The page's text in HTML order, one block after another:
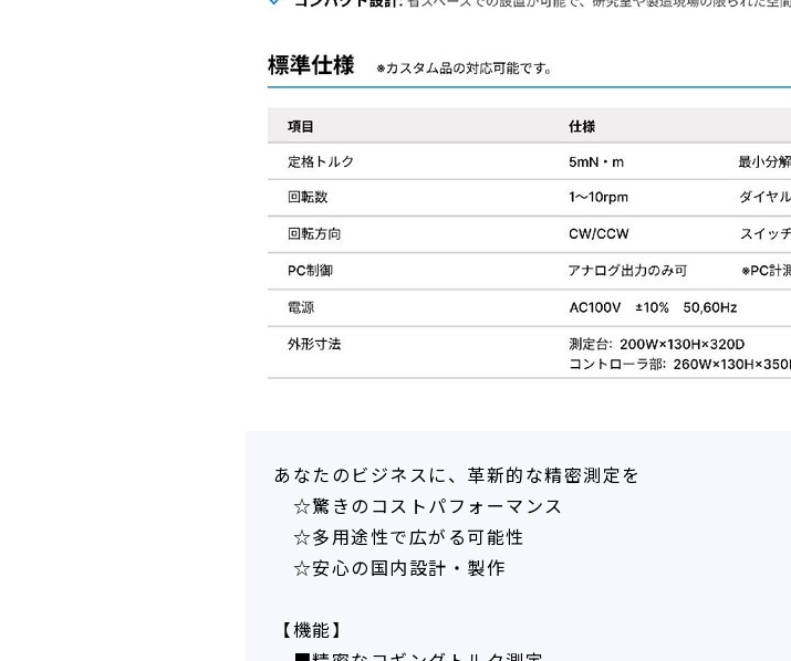
あなたのビジネスに、革新的な精密測定を
☆驚きのコストパフォーマンス
☆多用途性で広がる可能性
☆安心の国内設計・製作
【機能】